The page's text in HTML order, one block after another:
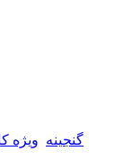
گنجینه ويژه